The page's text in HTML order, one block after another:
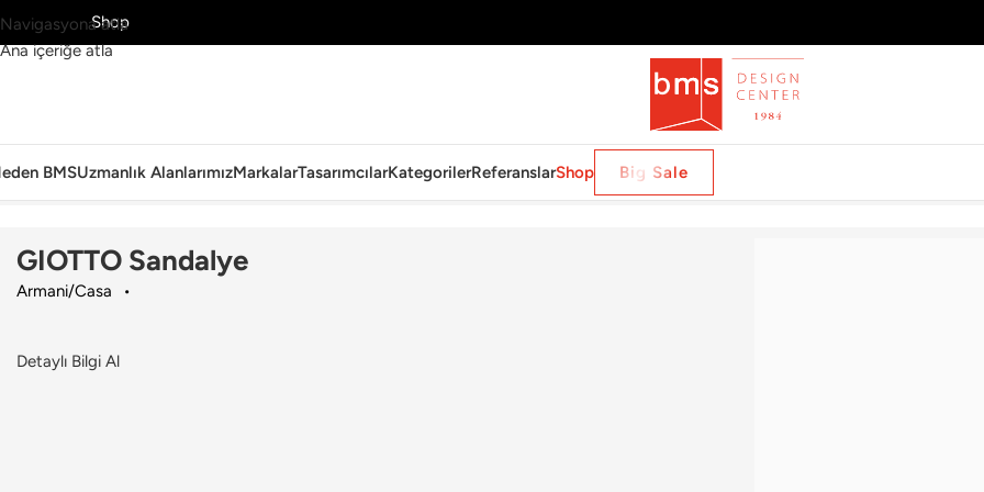
Navigasyona atla
Ana içeriğe atla
KeşfetShop
BMSUzmanlık AlanlarımızMarkalarTasarımcılarKategorilerReferanslarShop Big Sale
Ana Sayfa›Ev›Sandalye›Armani/Casa› GIOTTO Sandalye
GIOTTO Sandalye
Armani/Casa
Detaylı Bilgi Al